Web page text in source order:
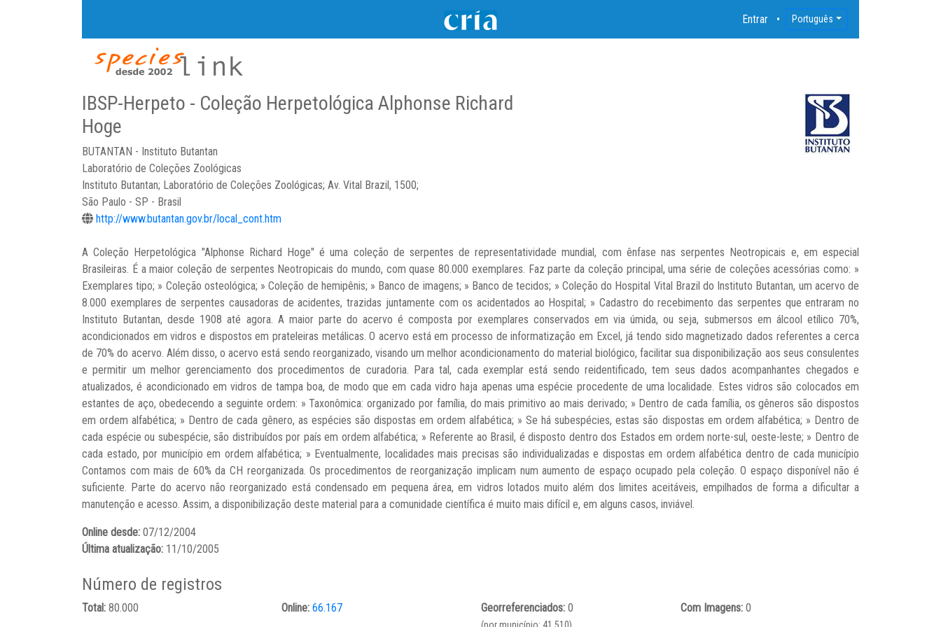
Entrar Português
IBSP-Herpeto - Coleção Herpetológica Alphonse Richard
Hoge
BUTANTAN - Instituto Butantan
Laboratório de Coleções Zoológicas
Instituto Butantan; Laboratório de Coleções Zoológicas; Av. Vital Brazil, 1500;
São Paulo - SP - Brasil
http://www.butantan.gov.br/local_cont.htm
A Coleção Herpetológica "Alphonse Richard Hoge" é uma coleção de serpentes de representatividade mundial, com ênfase nas serpentes Neotropicais e, em especial
Brasileiras. É a maior coleção de serpentes Neotropicais do mundo, com quase 80.000 exemplares. Faz parte da coleção principal, uma série de coleções acessórias como: »
Exemplares tipo; » Coleção osteológica; » Coleção de hemipênis; » Banco de imagens; » Banco de tecidos; » Coleção do Hospital Vital Brazil do Instituto Butantan, um acervo de
8.000 exemplares de serpentes causadoras de acidentes, trazidas juntamente com os acidentados ao Hospital; » Cadastro do recebimento das serpentes que entraram no
Instituto Butantan, desde 1908 até agora. A maior parte do acervo é composta por exemplares conservados em via úmida, ou seja, submersos em álcool etílico 70%,
acondicionados em vidros e dispostos em prateleiras metálicas. O acervo está em processo de informatização em Excel, já tendo sido magnetizado dados referentes a cerca
de 70% do acervo. Além disso, o acervo está sendo reorganizado, visando um melhor acondicionamento do material biológico, facilitar sua disponibilização aos seus consulentes
e permitir um melhor gerenciamento dos procedimentos de curadoria. Para tal, cada exemplar está sendo reidentificado, tem seus dados acompanhantes chegados e
atualizados, é acondicionado em vidros de tampa boa, de modo que em cada vidro haja apenas uma espécie procedente de uma localidade. Estes vidros são colocados em
estantes de aço, obedecendo a seguinte ordem: » Taxonômica: organizado por família, do mais primitivo ao mais derivado; » Dentro de cada família, os gêneros são dispostos
em ordem alfabética; » Dentro de cada gênero, as espécies são dispostas em ordem alfabética; » Se há subespécies, estas são dispostas em ordem alfabética; » Dentro de
cada espécie ou subespécie, são distribuídos por país em ordem alfabética; » Referente ao Brasil, é disposto dentro dos Estados em ordem norte-sul, oeste-leste; » Dentro de
cada estado, por município em ordem alfabética; » Eventualmente, localidades mais precisas são individualizadas e dispostas em ordem alfabética dentro de cada município
Contamos com mais de 60% da CH reorganizada. Os procedimentos de reorganização implicam num aumento de espaço ocupado pela coleção. O espaço disponível não é
suficiente. Parte do acervo não reorganizado está condensado em pequena área, em vidros lotados muito além dos limites aceitáveis, empilhados de forma a dificultar a
manutenção e acesso. Assim, a disponibilização deste material para a comunidade científica é muito mais difícil e, em alguns casos, inviável.
Online desde: 07/12/2004
Última atualização: 11/10/2005
Número de registros
Total: 80.000 Online: 66.167 Georreferenciados: 0 Com Imagens: 0